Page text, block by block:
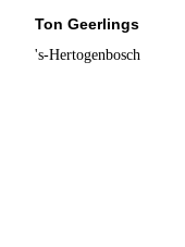
Ton Geerlings
's-Hertogenbosch